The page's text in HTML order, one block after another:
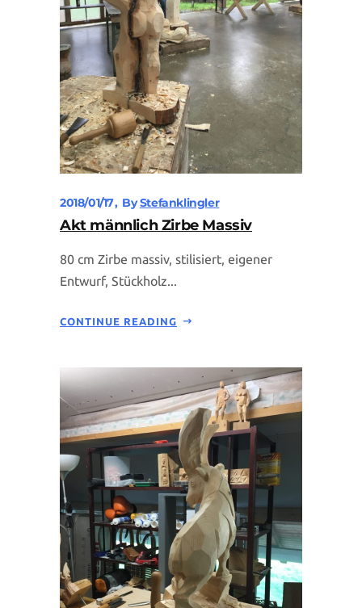
2018/01/17 ByStefanklingler
Akt männlich Zirbe Massiv
80 cm Zirbe massiv, stilisiert, eigener
Entwurf, Stückholz...
CONTINUE READING